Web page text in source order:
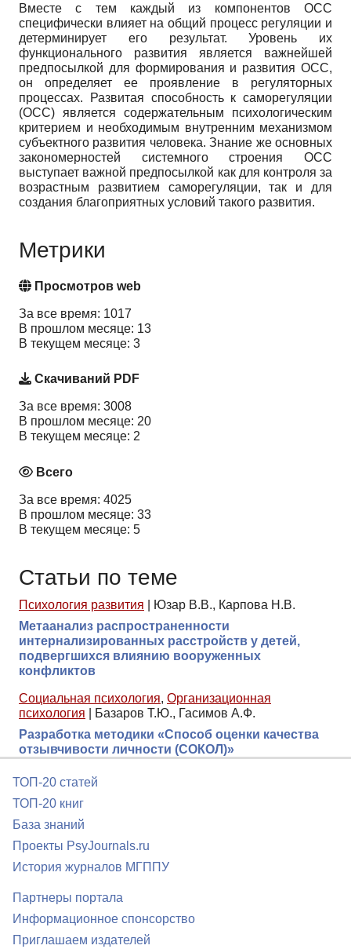
Вместе с тем каждый из компонентов ОСС
специфически влияет на общий процесс регуляции и
детерминирует его результат. Уровень их
функционального развития является важнейшей
предпосылкой для формирования и развития ОСС,
он определяет ее проявление в регуляторных
процессах. Развитая способность к саморегуляции
(ОСС) является содержательным психологическим
критерием и необходимым внутренним механизмом
субъектного развития человека. Знание же основных
закономерностей системного строения ОСС
выступает важной предпосылкой как для контроля за
возрастным развитием саморегуляции, так и для
создания благоприятных условий такого развития.
Метрики
Просмотров web
За все время: 1017
В прошлом месяце: 13
В текущем месяце: 3
Скачиваний PDF
За все время: 3008
В прошлом месяце: 20
В текущем месяце: 2
Всего
За все время: 4025
В прошлом месяце: 33
В текущем месяце: 5
Статьи по теме
Психология развития
Юзар В.В., Карпова Н.В.
Метаанализ распространенности
интернализированных расстройств у детей,
подвергшихся влиянию вооруженных
конфликтов
Социальная психология, Организационная
психология
Базаров Т.Ю., Гасимов А.Ф.
Разработка методики «Способ оценки качества
отзывчивости личности (СОКОЛ)»
ТОП-20 статей
ТОП-20 книг
База знаний
Проекты PsyJournals.ru
История журналов МГППУ
Партнеры портала
Информационное спонсорство
Приглашаем издателей